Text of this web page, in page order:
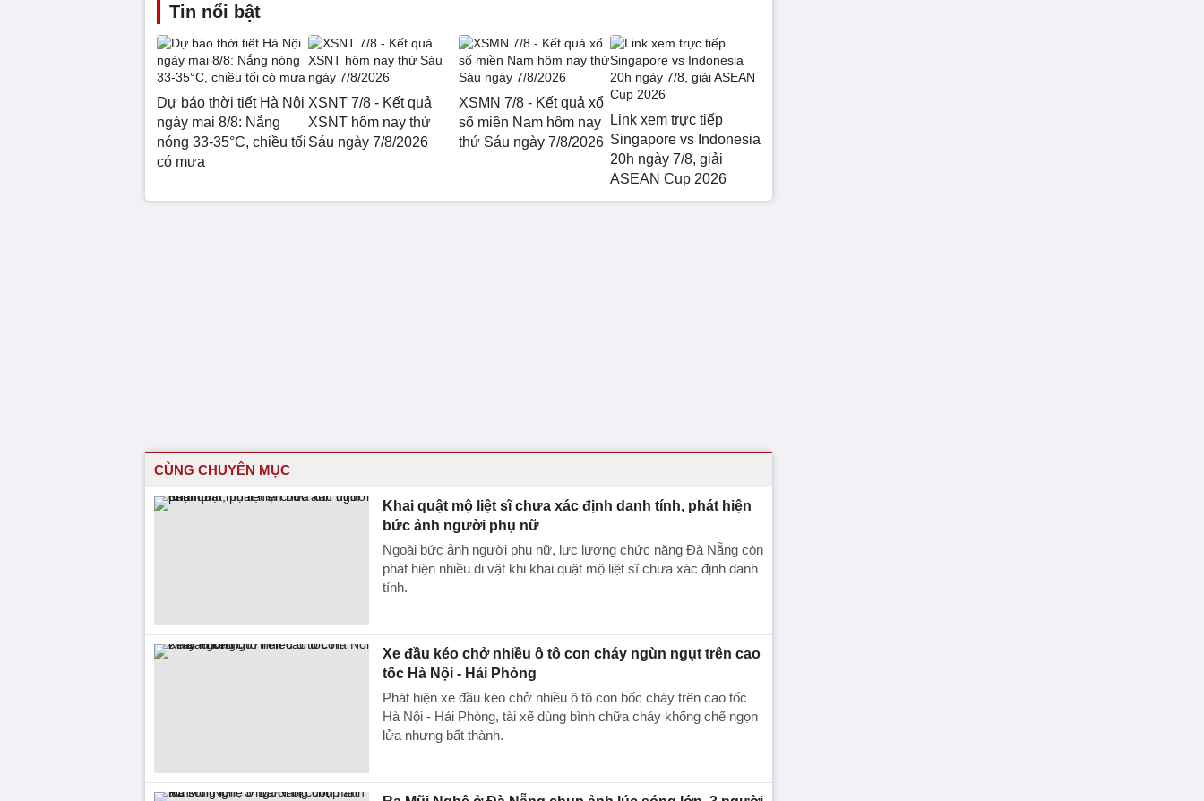
Tin nổi bật
Dự báo thời tiết Hà Nội
ngày mai 8/8: Nắng
nóng 33-35°C, chiều tối
có mưa
XSNT 7/8 - Kết quả
XSNT hôm nay thứ
Sáu ngày 7/8/2026
XSMN 7/8 - Kết quả xổ
số miền Nam hôm nay
thứ Sáu ngày 7/8/2026
Link xem trực tiếp
Singapore vs Indonesia
20h ngày 7/8, giải
ASEAN Cup 2026
CÙNG CHUYÊN MỤC
Khai quật mộ liệt sĩ chưa xác định danh tính, phát hiện
bức ảnh người phụ nữ
Ngoài bức ảnh người phụ nữ, lực lượng chức năng Đà Nẵng còn
phát hiện nhiều di vật khi khai quật mộ liệt sĩ chưa xác định danh
tính.
Xe đầu kéo chở nhiều ô tô con cháy ngùn ngụt trên cao
tốc Hà Nội - Hải Phòng
Phát hiện xe đầu kéo chở nhiều ô tô con bốc cháy trên cao tốc
Hà Nội - Hải Phòng, tài xế dùng bình chữa cháy khống chế ngọn
lửa nhưng bất thành.